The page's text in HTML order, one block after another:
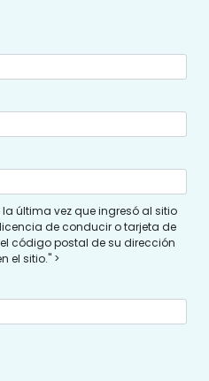
última vez que ingresó al sitio
de conducir o tarjeta de
código postal de su dirección
el sitio." >